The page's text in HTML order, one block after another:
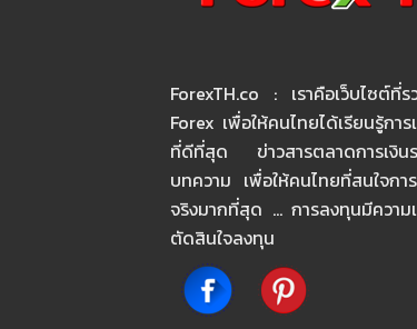
ForexTH.co : เราคือเว็บไซต์ที่
Forex เพื่อให้คนไทยได้เรียนรู้กา
ที่ดีที่สุด ข่าวสารตลาดการเงิน
บทความ เพื่อให้คนไทยที่สนใจกา
จริงมากที่สุด … การลงทุนมีควา
ตัดสินใจลงทุน